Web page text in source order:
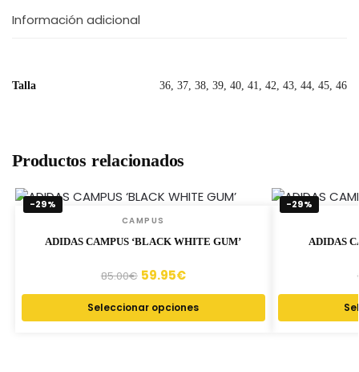
Información adicional
Talla 36, 37, 38, 39, 40, 41, 42, 43, 44, 45, 46
Productos relacionados
-29%
CAMPUS
ADIDAS CAMPUS ‘BLACK WHITE GUM’
85.00€ 59.95€
Seleccionar opciones
-29%
ADIDAS